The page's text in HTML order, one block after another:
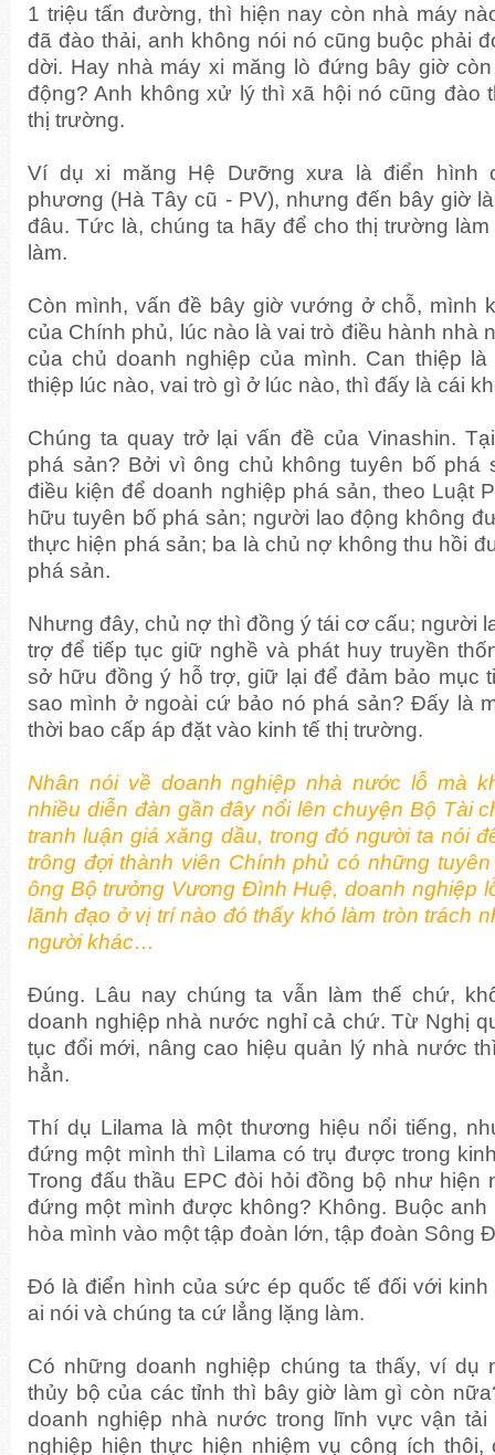
1 triệu tấn đường, thì hiện nay còn nhà máy
đã đào thải, anh không nói nó cũng buộc phải
dời. Hay nhà máy xi măng lò đứng bây giờ
động? Anh không xử lý thì xã hội nó cũng đào
thị trường.
Ví dụ xi măng Hệ Dưỡng xưa là điển hình
phương (Hà Tây cũ - PV), nhưng đến bây giờ
đâu. Tức là, chúng ta hãy để cho thị trường
làm.
Còn mình, vấn đề bây giờ vướng ở chỗ, mình
của Chính phủ, lúc nào là vai trò điều hành nhà
của chủ doanh nghiệp của mình. Can thiệp
thiệp lúc nào, vai trò gì ở lúc nào, thì đấy là cái
Chúng ta quay trở lại vấn đề của Vinashin.
phá sản? Bởi vì ông chủ không tuyên bố phá
điều kiện để doanh nghiệp phá sản, theo Luật
hữu tuyên bố phá sản; người lao động không
thực hiện phá sản; ba là chủ nợ không thu hồi
phá sản.
Nhưng đây, chủ nợ thì đồng ý tái cơ cấu; người
trợ để tiếp tục giữ nghề và phát huy truyền
sở hữu đồng ý hỗ trợ, giữ lại để đảm bảo mục
sao mình ở ngoài cứ bảo nó phá sản? Đấy là
thời bao cấp áp đặt vào kinh tế thị trường.
Nhân nói về doanh nghiệp nhà nước lỗ mà
nhiều diễn đàn gần đây nổi lên chuyện Bộ Tài
tranh luận giá xăng dầu, trong đó người ta nói
trông đợi thành viên Chính phủ có những
ông Bộ trưởng Vương Đình Huệ, doanh nghiệp
lãnh đạo ở vị trí nào đó thấy khó làm tròn trách
người khác…
Đúng. Lâu nay chúng ta vẫn làm thế chứ,
doanh nghiệp nhà nước nghỉ cả chứ. Từ Nghị
tục đổi mới, nâng cao hiệu quản lý nhà nước
hẳn.
Thí dụ Lilama là một thương hiệu nổi tiếng,
đứng một mình thì Lilama có trụ được trong
Trong đấu thầu EPC đòi hỏi đồng bộ như hiện
đứng một mình được không? Không. Buộc anh
hòa mình vào một tập đoàn lớn, tập đoàn Sông
Đó là điển hình của sức ép quốc tế đối với
ai nói và chúng ta cứ lẳng lặng làm.
Có những doanh nghiệp chúng ta thấy, ví dụ
thủy bộ của các tỉnh thì bây giờ làm gì còn
doanh nghiệp nhà nước trong lĩnh vực vận
nghiệp hiện thực hiện nhiệm vụ công ích thôi,